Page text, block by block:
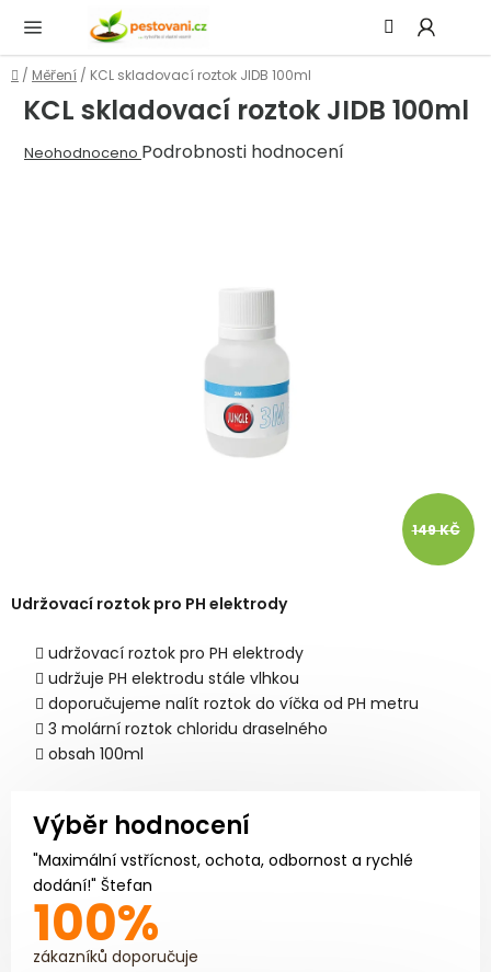
obsah
Domů
/ Měření / KCL skladovací roztok JIDB 100ml
Udržovací roztok pro PH elektrody
udržovací roztok pro PH elektrody
udržuje PH elektrodu stále vlhkou
doporučujeme nalít roztok do víčka od PH metru
3 molární roztok chloridu draselného
obsah 100ml
Výběr hodnocení
"Maximální vstřícnost, ochota, odbornost a rychlé
dodání!" Štefan
100%
zákazníků doporučuje
KCL skladovací roztok JIDB 100ml
Průměrné
Neohodnoceno Podrobnosti hodnocení
149 KČ